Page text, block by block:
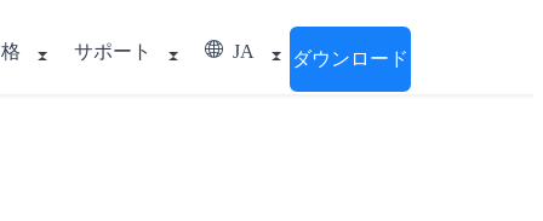
サポート JA ダウンロード